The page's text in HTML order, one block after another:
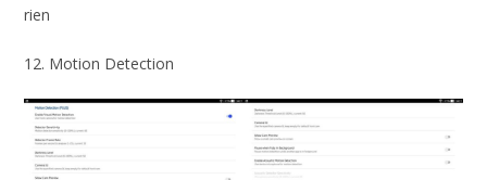
rien
12. Motion Detection